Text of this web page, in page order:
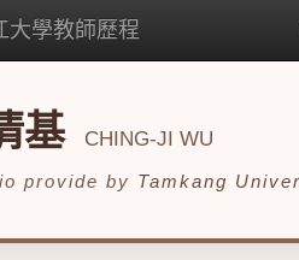
大學教師歷程
基 CHING-JI WU
provide by Tamkang